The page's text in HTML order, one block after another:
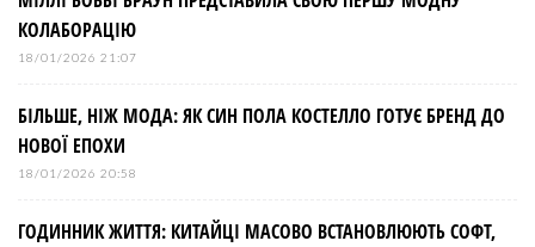
КОЛАБОРАЦІЮ
18/01/2026 21:07
БІЛЬШЕ, НІЖ МОДА: ЯК СИН ПОЛА КОСТЕЛЛО ГОТУЄ БРЕНД ДО
НОВОЇ ЕПОХИ
18/01/2026 20:58
ГОДИННИК ЖИТТЯ: КИТАЙЦІ МАСОВО ВСТАНОВЛЮЮТЬ СОФТ,